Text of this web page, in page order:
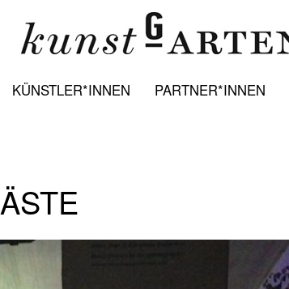
KÜNSTLER*INNEN PARTNER*INNEN